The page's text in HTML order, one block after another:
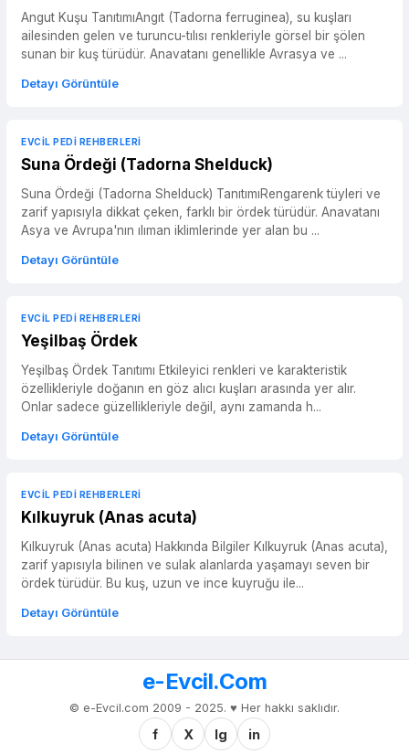
Angut Kuşu TanıtımıAngıt (Tadorna ferruginea), su kuşları
ailesinden gelen ve turuncu-tılısı renkleriyle görsel bir şölen
sunan bir kuş türüdür. Anavatanı genellikle Avrasya ve ...
Detayı Görüntüle
EVCIL PEDI REHBERLERI
Suna Ördeği (Tadorna Shelduck)
Suna Ördeği (Tadorna Shelduck) TanıtımıRengarenk tüyleri ve
zarif yapısıyla dikkat çeken, farklı bir ördek türüdür. Anavatanı
Asya ve Avrupa'nın ılıman iklimlerinde yer alan bu ...
Detayı Görüntüle
EVCIL PEDI REHBERLERI
Yeşilbaş Ördek
Yeşilbaş Ördek Tanıtımı Etkileyici renkleri ve karakteristik
özellikleriyle doğanın en göz alıcı kuşları arasında yer alır.
Onlar sadece güzellikleriyle değil, aynı zamanda h...
Detayı Görüntüle
EVCIL PEDI REHBERLERI
Kılkuyruk (Anas acuta)
Kılkuyruk (Anas acuta) Hakkında Bilgiler Kılkuyruk (Anas acuta),
zarif yapısıyla bilinen ve sulak alanlarda yaşamayı seven bir
ördek türüdür. Bu kuş, uzun ve ince kuyruğu ile...
Detayı Görüntüle
e-Evcil.Com
© e-Evcil.com 2009 - 2025. ♥️ Her hakkı saklıdır.
f X Ig in